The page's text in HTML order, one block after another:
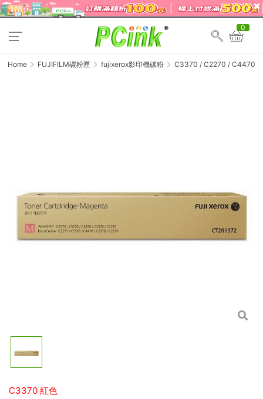
0
Home FUJIFILM碳粉匣 fujixerox影印機碳粉
C3370 / C2270 / C4470
C3370 紅色